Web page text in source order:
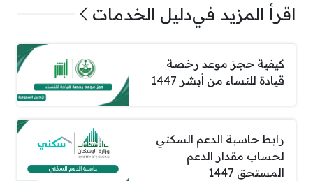
اقرأ المزيد فيدليل الخدمات
كيفية حجز موعد رخصة
قيادة للنساء من أبشر 1447
رابط حاسبة الدعم السكني
لحساب مقدار الدعم
المستحق 1447